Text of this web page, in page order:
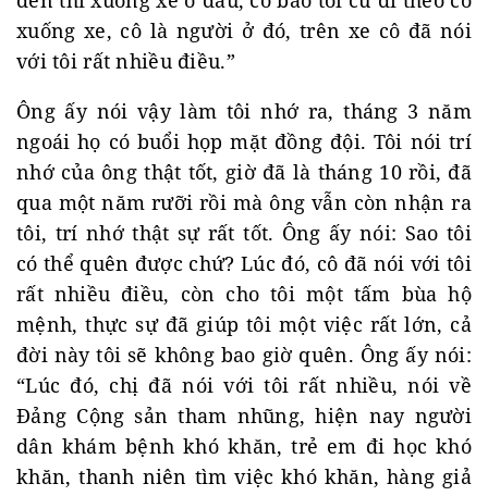
xuống xe, cô là người ở đó, trên xe cô đã nói
với tôi rất nhiều điều.”
Ông ấy nói vậy làm tôi nhớ ra, tháng 3 năm
ngoái họ có buổi họp mặt đồng đội. Tôi nói trí
nhớ của ông thật tốt, giờ đã là tháng 10 rồi, đã
qua một năm rưỡi rồi mà ông vẫn còn nhận ra
tôi, trí nhớ thật sự rất tốt. Ông ấy nói: Sao tôi
có thể quên được chứ? Lúc đó, cô đã nói với tôi
rất nhiều điều, còn cho tôi một tấm bùa hộ
mệnh, thực sự đã giúp tôi một việc rất lớn, cả
đời này tôi sẽ không bao giờ quên. Ông ấy nói:
“Lúc đó, chị đã nói với tôi rất nhiều, nói về
Đảng Cộng sản tham nhũng, hiện nay người
dân khám bệnh khó khăn, trẻ em đi học khó
khăn, thanh niên tìm việc khó khăn, hàng giả